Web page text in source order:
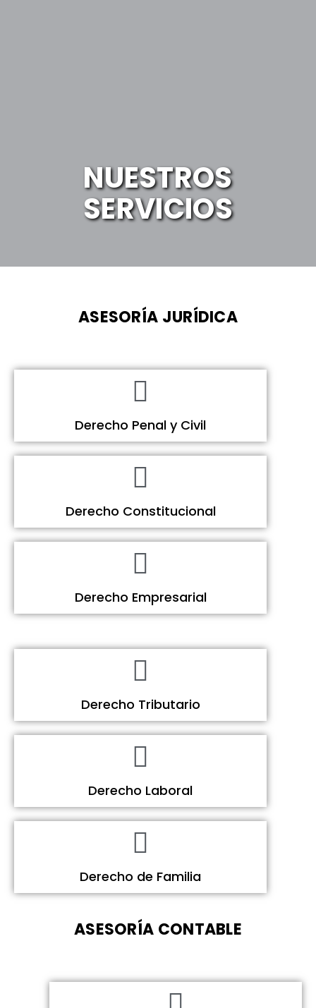
NUESTROS
SERVICIOS
ASESORÍA JURÍDICA
Derecho Penal y Civil
Derecho Constitucional
Derecho Empresarial
Derecho Tributario
Derecho Laboral
Derecho de Familia
ASESORÍA CONTABLE